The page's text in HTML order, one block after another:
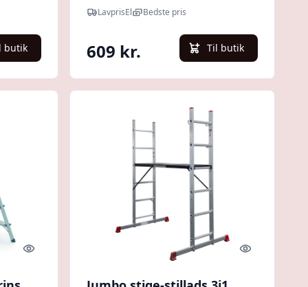
butik
LavprisEl Bedste pris
609 kr. Til butik
Quick look Quick look